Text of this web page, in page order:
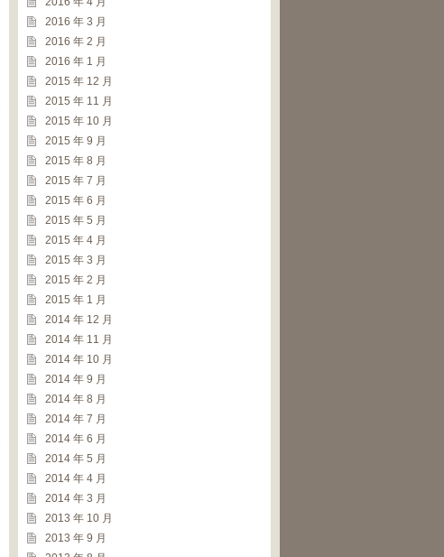
c_str (),AES::MAX_KEYLENGTH
BLOCKSIZE);
outstr)));
c_str (),AES ::MAX_KEYLENGTH
BLOCKSIZE);
2016 年 3 月
2016 年 2 月
2016 年 1 月
2015 年 12 月
2015 年 11 月
2015 年 10 月
2015 年 9 月
2015 年 8 月
2015 年 7 月
2015 年 6 月
2015 年 5 月
2015 年 4 月
2015 年 3 月
2015 年 2 月
2015 年 1 月
2014 年 12 月
2014 年 11 月
2014 年 10 月
2014 年 9 月
2014 年 8 月
2014 年 7 月
2014 年 6 月
2014 年 5 月
2014 年 4 月
2014 年 3 月
2013 年 10 月
2013 年 9 月